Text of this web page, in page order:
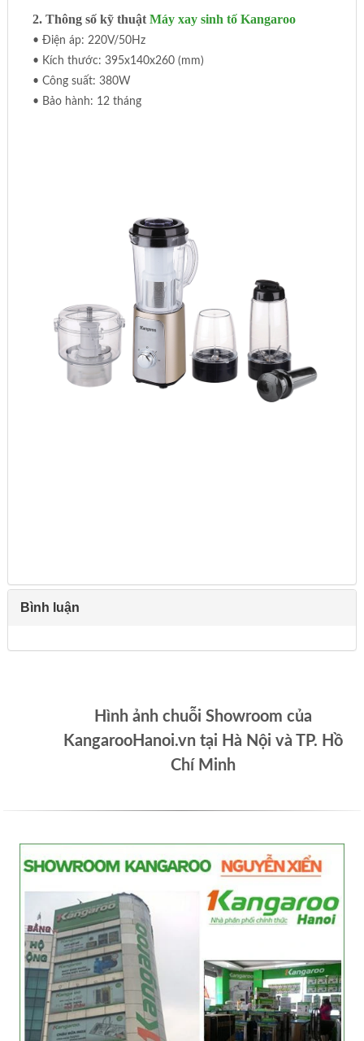
2. Thông số kỹ thuật Máy xay sinh tố Kangaroo
• Điện áp: 220V/50Hz
• Kích thước: 395x140x260 (mm)
• Công suất: 380W
• Bảo hành: 12 tháng
Bình luận
Hình ảnh chuỗi Showroom của
KangarooHanoi.vn tại Hà Nội và TP. Hồ
Chí Minh